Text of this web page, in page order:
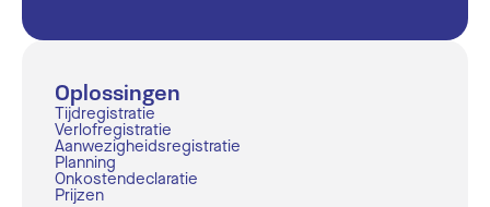
Oplossingen
Tijdregistratie
Verlofregistratie
Aanwezigheidsregistratie
Planning
Onkostendeclaratie
Prijzen